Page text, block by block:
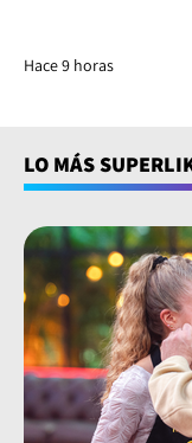
Hace 9 horas
LO MÁS